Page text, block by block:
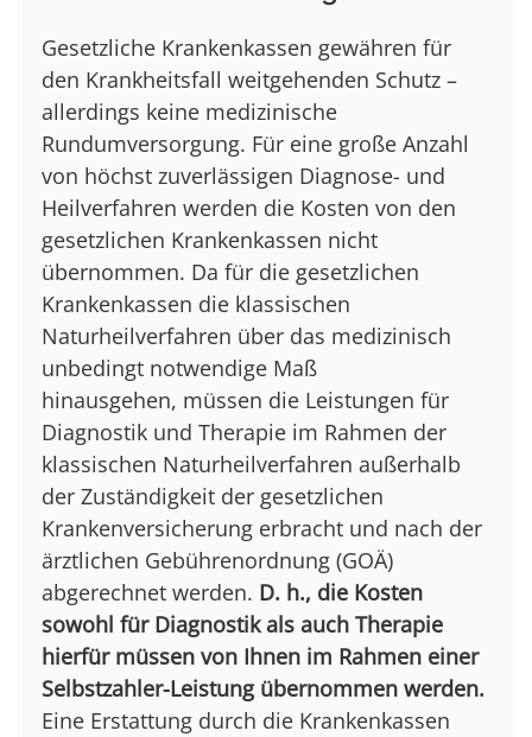
Gesetzliche Krankenkassen gewähren für
den Krankheitsfall weitgehenden Schutz –
allerdings keine medizinische
Rundumversorgung. Für eine große Anzahl
von höchst zuverlässigen Diagnose- und
Heilverfahren werden die Kosten von den
gesetzlichen Krankenkassen nicht
übernommen. Da für die gesetzlichen
Krankenkassen die klassischen
Naturheilverfahren über das medizinisch
unbedingt notwendige Maß
hinausgehen, müssen die Leistungen für
Diagnostik und Therapie im Rahmen der
klassischen Naturheilverfahren außerhalb
der Zuständigkeit der gesetzlichen
Krankenversicherung erbracht und nach der
ärztlichen Gebührenordnung (GOÄ)
abgerechnet werden. D. h., die Kosten
sowohl für Diagnostik als auch Therapie
hierfür müssen von Ihnen im Rahmen einer
Selbstzahler-Leistung übernommen werden.
Eine Erstattung durch die Krankenkassen